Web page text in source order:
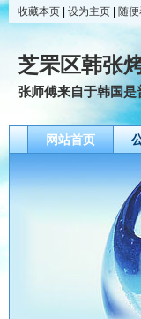
收藏本页 设为主页 随
芝罘区韩张
张师傅来自于韩国
网站首页